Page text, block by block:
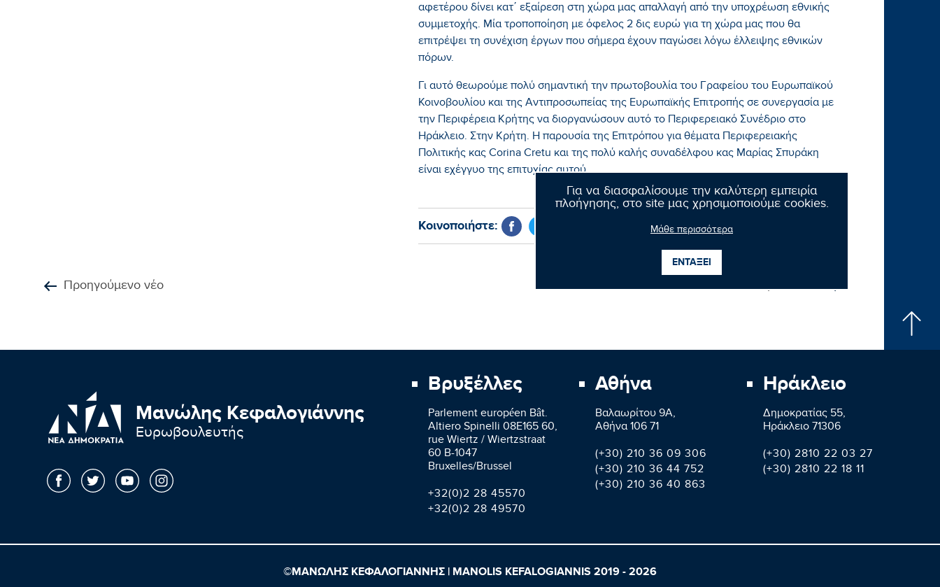
Για να διασφαλίσουμε την καλύτερη εμπειρία
πλοήγησης, στο site μας χρησιμοποιούμε cookies.
Μάθε περισσότερα
ΕΝΤΑΞΕΙ
αφετέρου δίνει κατ΄ εξαίρεση στη χώρα μας απαλλαγή από την υποχρέωση εθνικής
συμμετοχής. Μία τροποποίηση με όφελος 2 δις ευρώ για τη χώρα μας που θα
επιτρέψει τη συνέχιση έργων που σήμερα έχουν παγώσει λόγω έλλειψης εθνικών
πόρων.
Γι αυτό θεωρούμε πολύ σημαντική την πρωτοβουλία του Γραφείου του Ευρωπαϊκού
Κοινοβουλίου και της Αντιπροσωπείας της Ευρωπαϊκής Επιτροπής σε συνεργασία με
την Περιφέρεια Κρήτης να διοργανώσουν αυτό το Περιφερειακό Συνέδριο στο
Ηράκλειο. Στην Κρήτη. Η παρουσία της Επιτρόπου για θέματα Περιφερειακής
Πολιτικής κας Corina Cretu και της πολύ καλής συναδέλφου κας Μαρίας Σπυράκη
είναι εχέγγυο της επιτυχίας αυτού.
Κοινοποιήστε:
Προηγούμενο νέο Επόμενο νέο
Μανώλης Κεφαλογιάννης
Ευρωβουλευτής
Βρυξέλλες
Parlement européen Bât.
Altiero Spinelli 08E165 60,
rue Wiertz / Wiertzstraat
60 B-1047
Bruxelles/Brussel
+32(0)2 28 45570
+32(0)2 28 49570
Αθήνα
Βαλαωρίτου 9A,
Aθήνα 106 71
(+30) 210 36 09 306
(+30) 210 36 44 752
(+30) 210 36 40 863
Ηράκλειο
Δημοκρατίας 55,
Ηράκλειο 71306
(+30) 2810 22 03 27
(+30) 2810 22 18 11
©ΜΑΝΩΛΗΣ ΚΕΦΑΛΟΓΙΑΝΝΗΣ | MANOLIS KEFALOGIANNIS 2019 - 2026